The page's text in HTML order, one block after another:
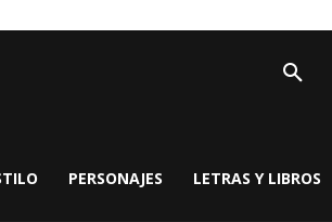
PERSONAJES LETRAS Y LIBROS